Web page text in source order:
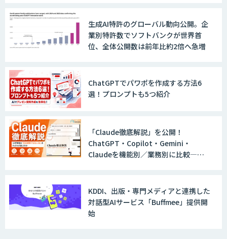
WARP NEXT
LINE WORKS AiNote
ト
WAN-RECORD Plus
生成AI特許のグローバル動向公開。企
業別特許数でソフトバンクが世界首
位、全体公開数は前年比約2倍へ急増
ChatGPTでパワポを作成する方法6
選！プロンプトも5つ紹介
「Claude徹底解説」を公開！
ChatGPT・Copilot・Gemini・
Claudeを機能別／業務別に比較―自
KDDI、出版・専門メディアと連携した
対話型AIサービス「Buffmee」提供開
始